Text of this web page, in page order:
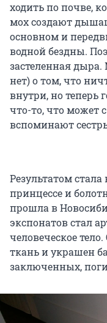
ходить по почве,
мох создают
основном и
водной бездны.
застеленная
нет) о том, что
внутри, но теперь
что-то, что может
вспоминают
Результатом
принцессе и
прошла в
экспонатов стал
человеческое
ткань и украшен
заключенных,